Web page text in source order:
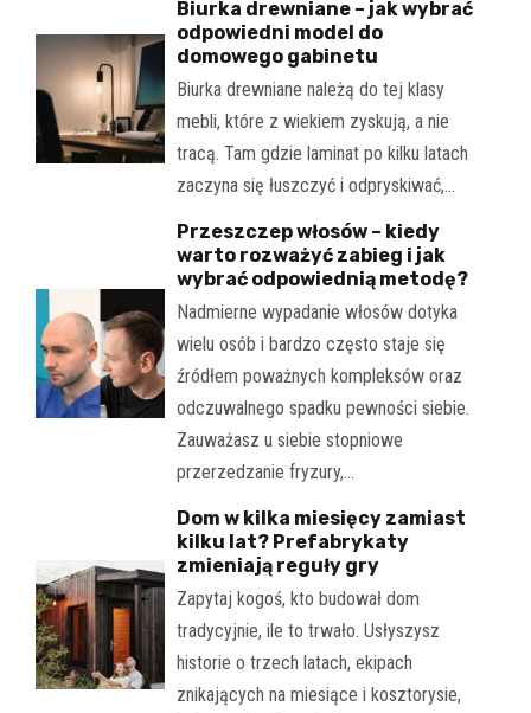
Biurka drewniane – jak wybrać
odpowiedni model do
domowego gabinetu
Biurka drewniane należą do tej klasy
mebli, które z wiekiem zyskują, a nie
tracą. Tam gdzie laminat po kilku latach
zaczyna się łuszczyć i odpryskiwać,…
Przeszczep włosów – kiedy
warto rozważyć zabieg i jak
wybrać odpowiednią metodę?
Nadmierne wypadanie włosów dotyka
wielu osób i bardzo często staje się
źródłem poważnych kompleksów oraz
odczuwalnego spadku pewności siebie.
Zauważasz u siebie stopniowe
przerzedzanie fryzury,…
Dom w kilka miesięcy zamiast
kilku lat? Prefabrykaty
zmieniają reguły gry
Zapytaj kogoś, kto budował dom
tradycyjnie, ile to trwało. Usłyszysz
historie o trzech latach, ekipach
znikających na miesiące i kosztorysie,